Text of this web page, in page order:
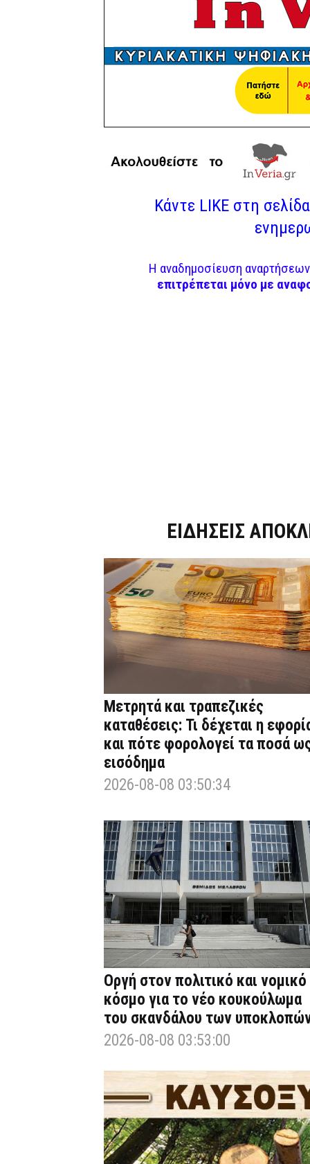
Κάντε LIKE στη
Η αναδημοσίευση
επιτρέπεται μόνο με
ΕΙΔΗΣΕΙΣ
Μετρητά και τραπεζικές
καταθέσεις: Τι δέχεται η
και πότε φορολογεί τα ποσά
εισόδημα
2026-08-08 03:50:34
Οργή στον πολιτικό και νομικό
κόσμο για το νέο κουκούλωμα
του σκανδάλου των
2026-08-08 03:53:00